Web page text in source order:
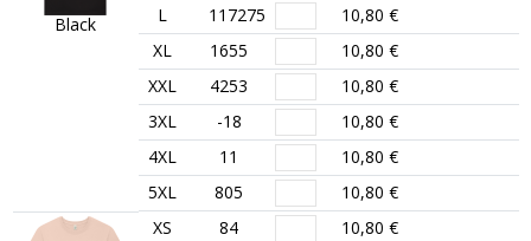
Black
L
117275
10,80 €
XL
1655
10,80 €
XXL
4253
10,80 €
3XL
-18
10,80 €
4XL
11
10,80 €
5XL
805 10,80 €
XS 84
10,80 €